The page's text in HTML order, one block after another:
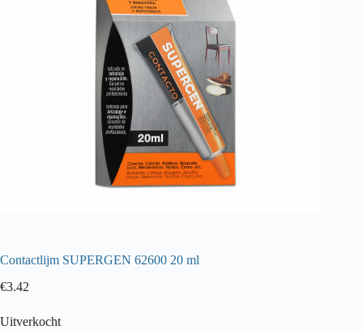
Contactlijm SUPERGEN 62600 20 ml
€3.42
Uitverkocht